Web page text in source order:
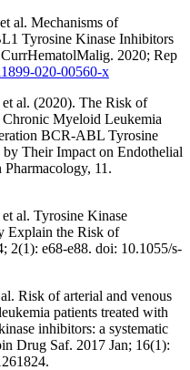
al. Mechanisms of
Tyrosine Kinase Inhibitors
2020; Rep
020-00560-x
al. (2020). The Risk of
Myeloid Leukemia
BCR-ABL Tyrosine
Their Impact on Endothelial
11.
al. Tyrosine Kinase
Explain the Risk of
2(1): e68-e88. doi: 10.1055/s-
Risk of arterial and venous
patients treated with
inhibitors: a systematic
Drug Saf. 2017 Jan; 16(1):